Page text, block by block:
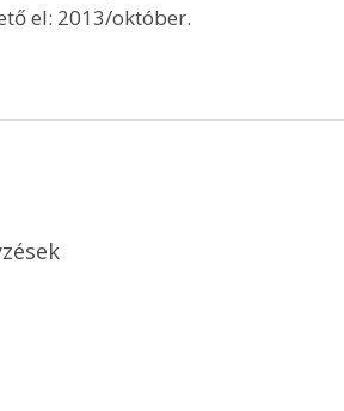
el: 2013/október.